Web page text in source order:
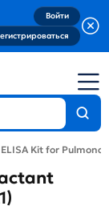
Войти
ELISA Kit for